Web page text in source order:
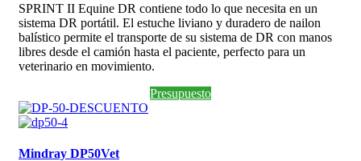
SPRINT II Equine DR contiene todo lo que necesita en un
sistema DR portátil. El estuche liviano y duradero de nailon
balístico permite el transporte de su sistema de DR con manos
libres desde el camión hasta el paciente, perfecto para un
veterinario en movimiento.
Presupuesto
Mindray DP50Vet